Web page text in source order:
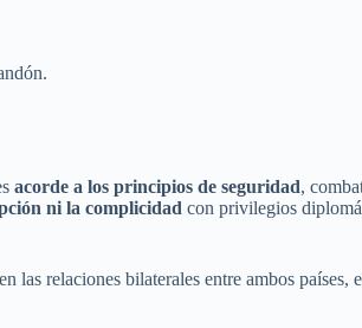
acorde a los principios de seguridad,
ni la complicidad con privilegios
relaciones bilaterales entre ambos países,